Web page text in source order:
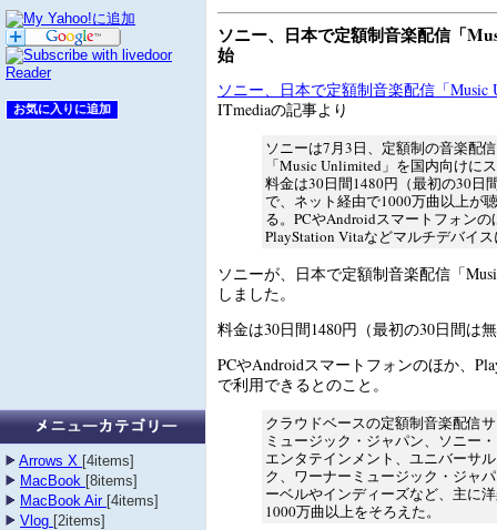
Arrows X [4items]
MacBook [8items]
MacBook Air [4items]
Vlog [2items]
ソニー、日本で定額制音楽配信「
始
ソニー、日本で定額制音楽配信「Music
ITmediaの記事より
ソニーは7月3日、定額制の音楽配
「Music Unlimited」を国内向けに
料金は30日間1480円（最初の30日
で、ネット経由で1000万曲以上が
る。PCやAndroidスマートフォンの
PlayStation Vitaなどマルチデバイ
ソニーが、日本で定額制音楽配信「
しました。
料金は30日間1480円（最初の30日間は
PCやAndroidスマートフォンのほか、
で利用できるとのこと。
クラウドベースの定額制音楽配信
ミュージック・ジャパン、ソニー
エンタテインメント、ユニバーサ
ク、ワーナーミュージック・ジャ
ーベルやインディーズなど、主に
1000万曲以上をそろえた。